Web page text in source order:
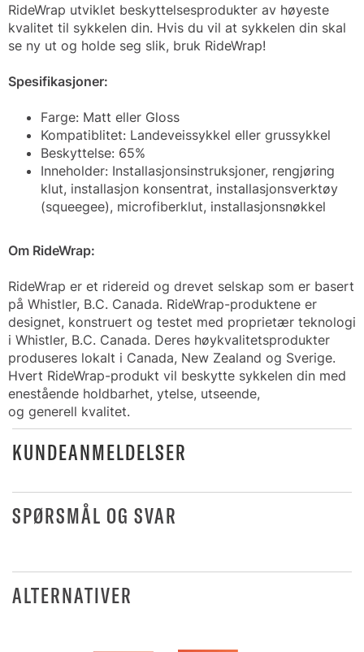
RideWrap utviklet beskyttelsesprodukter av høyeste
kvalitet til sykkelen din. Hvis du vil at sykkelen din skal
se ny ut og holde seg slik, bruk RideWrap!
Spesifikasjoner:
Farge: Matt eller Gloss
Kompatiblitet: Landeveissykkel eller grussykkel
Beskyttelse: 65%
Inneholder: Installasjonsinstruksjoner, rengjøring
klut, installasjon konsentrat, installasjonsverktøy
(squeegee), microfiberklut, installasjonsnøkkel
Om RideWrap:
RideWrap er et ridereid og drevet selskap som er basert
på Whistler, B.C. Canada. RideWrap-produktene er
designet, konstruert og testet med proprietær teknologi
i Whistler, B.C. Canada. Deres høykvalitetsprodukter
produseres lokalt i Canada, New Zealand og Sverige.
Hvert RideWrap-produkt vil beskytte sykkelen din med
enestående holdbarhet, ytelse, utseende,
og generell kvalitet.
KUNDEANMELDELSER
SPØRSMÅL OG SVAR
ALTERNATIVER